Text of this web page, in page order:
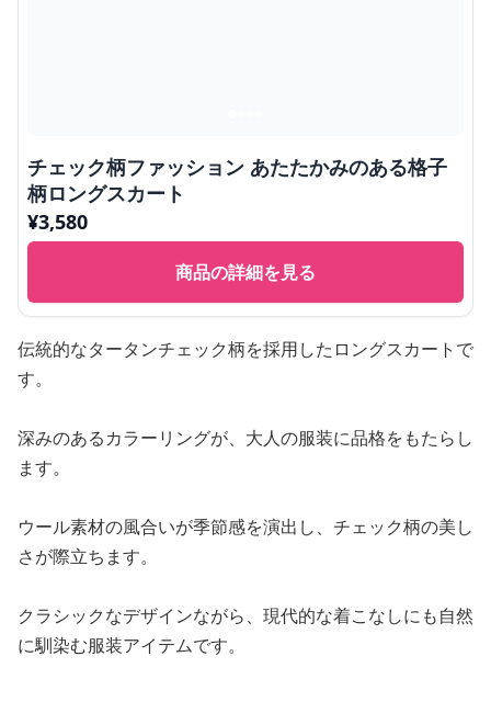
チェック柄ファッション あたたかみのある格子
柄ロングスカート
¥3,580
商品の詳細を見る
伝統的なタータンチェック柄を採用したロングスカートで
す。
深みのあるカラーリングが、大人の服装に品格をもたらし
ます。
ウール素材の風合いが季節感を演出し、チェック柄の美し
さが際立ちます。
クラシックなデザインながら、現代的な着こなしにも自然
に馴染む服装アイテムです。